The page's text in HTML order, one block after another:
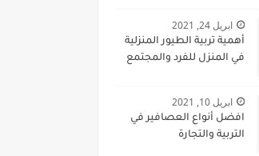
ابريل 24, 2021
أهمية تربية الطيور المنزلية
في المنزل للفرد والمجتمع
ابريل 10, 2021
افضل أنواع العصافير في
التربية والتجارة